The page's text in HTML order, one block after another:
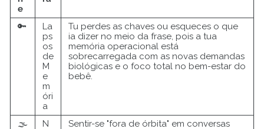
e
🔑
La
ps
os
de
M
e
m
óri
a
Tu perdes as chaves ou esqueces o que
ia dizer no meio da frase, pois a tua
memória operacional está
sobrecarregada com as novas demandas
biológicas e o foco total no bem-estar do
bebê.
🌫️
N
Sentir-se "fora de órbita" em conversas